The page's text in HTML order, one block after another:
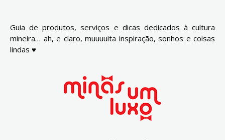
Guia de produtos, serviços e dicas dedicados à cultura
mineira… ah, e claro, muuuuita inspiração, sonhos e coisas
lindas ♥